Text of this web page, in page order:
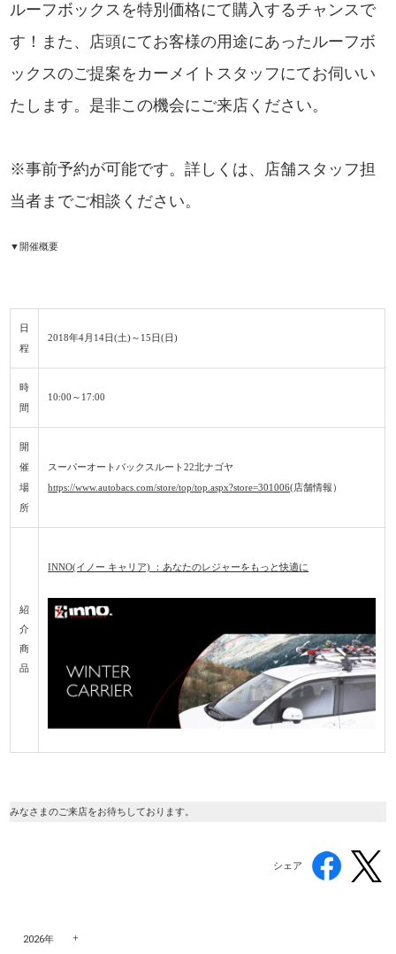
ルーフボックスを特別価格にて購入するチャンスで
す！また、店頭にてお客様の用途にあったルーフボ
ックスのご提案をカーメイトスタッフにてお伺いい
たします。是非この機会にご来店ください。
※事前予約が可能です。詳しくは、店舗スタッフ担
当者までご相談ください。
▼開催概要
日
程
2018年4月14日(土)～15日(日)
時
間
10:00～17:00
開
催
場
所
スーパーオートバックスルート22北ナゴヤ
https://www.autobacs.com/store/top/top.aspx?store=301006(店舗情報）
紹
介
商
品
INNO(イノー キャリア) ：あなたのレジャーをもっと快適に
みなさまのご来店をお待ちしております。
シェア
2026年